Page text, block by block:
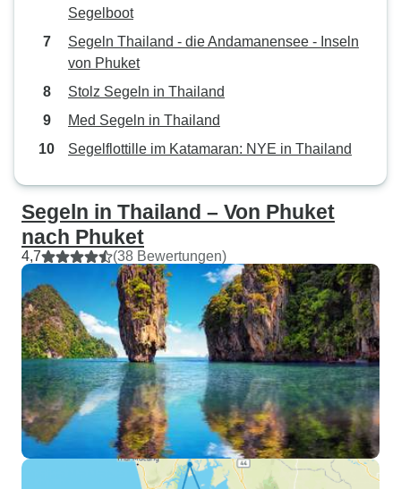
Segelboot
Segeln Thailand - die Andamanensee - Inseln
von Phuket
Stolz Segeln in Thailand
Med Segeln in Thailand
Segelflottille im Katamaran: NYE in Thailand
Segeln in Thailand – Von Phuket
nach Phuket
4,7 (38 Bewertungen)